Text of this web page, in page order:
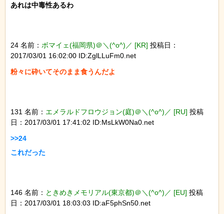
あれは中毒性あるわ
24 名前： ボマイェ(福岡県)＠＼(^o^)／ [KR] 投稿日：
2017/03/01 16:02:00 ID:ZglLLuFm0.net
粉々に砕いてそのまま食うんだよ
131 名前： エメラルドフロウジョン(庭)＠＼(^o^)／ [RU] 投稿
日：2017/03/01 17:41:02 ID:MsLkW0Na0.net
>>24
これだった
146 名前： ときめきメモリアル(東京都)＠＼(^o^)／ [EU] 投稿
日：2017/03/01 18:03:03 ID:aF5phSn50.net